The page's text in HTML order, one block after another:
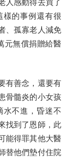
人感動得去買了
樣的事例還有很
、孤寡老人減免
元無償捐贈給醫
善念，還要有
骨髓炎的小女孩
水不進，昏迷不
找到了恩師，此
能得罪其他大醫
替他們墊付住院